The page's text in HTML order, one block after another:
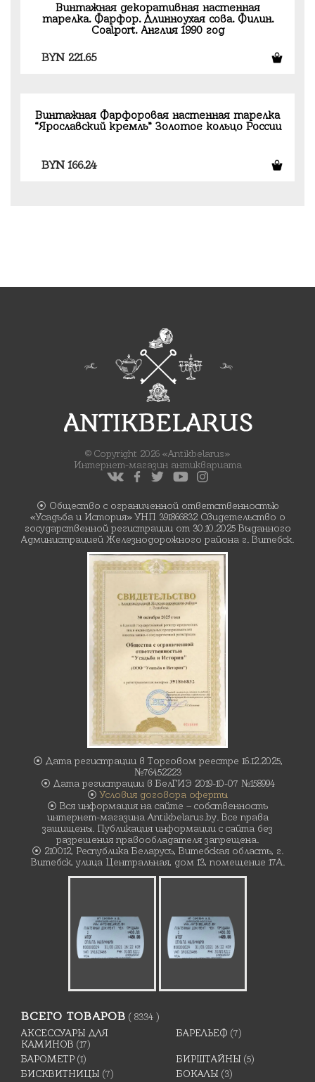
Винтажная декоративная настенная
тарелка. Фарфор. Длинноухая сова. Филин.
Coalport. Англия 1990 год
BYN221.65
Винтажная Фарфоровая настенная тарелка
“Ярославский кремль” Золотое кольцо России
BYN166.24
© Copyright 2026 «Antikbelarus»
Интернет-магазин антиквариата
⦿ Общество с ограниченной ответственностью
«Усадьба и История» УНП 391866832 Свидетельство о
государственной регистрации от 30.10.2025 Выданного
Администрацией Железнодорожного района г. Витебск.
⦿ Дата регистрации в Торговом реестре 16.12.2025,
№76452223
⦿ Дата регистрации в БелГИЭ 2019-10-07 №158994
⦿Условия договора оферты
⦿ Вся информация на сайте – собственность
интернет-магазина Antikbelarus.by. Все права
защищены. Публикация информации с сайта без
разрешения правообладателя запрещена.
⦿ 210012, Республика Беларусь, Витебская область, г.
Витебск, улица Центральная, дом 13, помещение 17А.
ВСЕГО ТОВАРОВ ( 8334 )
АКСЕССУАРЫ ДЛЯ
КАМИНОВ (17)
БАРЕЛЬЕФ (7)
БАРОМЕТР (1) БИРШТАЙНЫ (5)
БИСКВИТНИЦЫ (7) БОКАЛЫ (3)